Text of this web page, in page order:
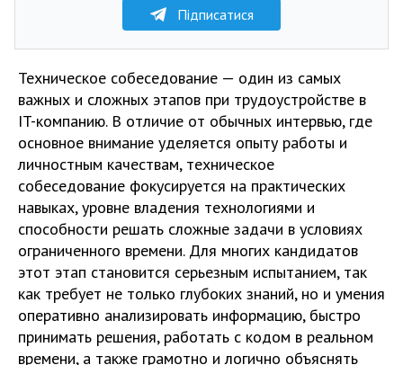
Підписатися
Техническое собеседование — один из самых
важных и сложных этапов при трудоустройстве в
IT-компанию. В отличие от обычных интервью, где
основное внимание уделяется опыту работы и
личностным качествам, техническое
собеседование фокусируется на практических
навыках, уровне владения технологиями и
способности решать сложные задачи в условиях
ограниченного времени. Для многих кандидатов
этот этап становится серьезным испытанием, так
как требует не только глубоких знаний, но и умения
оперативно анализировать информацию, быстро
принимать решения, работать с кодом в реальном
времени, а также грамотно и логично объяснять